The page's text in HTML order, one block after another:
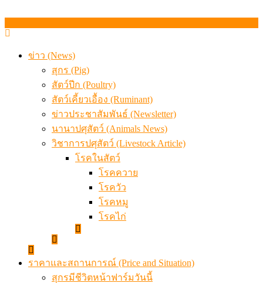
ข่าว (News)
สุกร (Pig)
สัตว์ปีก (Poultry)
สัตว์เคี้ยวเอื้อง (Ruminant)
ข่าวประชาสัมพันธ์ (Newsletter)
นานาปศุสัตว์ (Animals News)
วิชาการปศุสัตว์ (Livestock Article)
โรคในสัตว์
โรคควาย
โรควัว
โรคหมู
โรคไก่
ราคาและสถานการณ์ (Price and Situation)
สุกรมีชีวิตหน้าฟาร์มวันนี้